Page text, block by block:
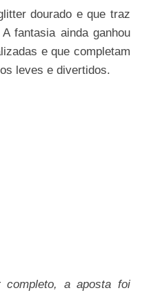
dourado e que traz
fantasia ainda ganhou
e que completam
leves e divertidos.
a aposta foi